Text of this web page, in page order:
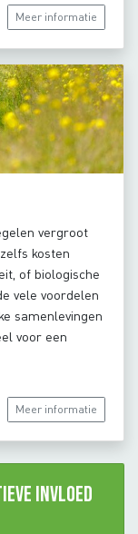
Meer informatie
vergroot
kosten
of biologische
vele voordelen
samenlevingen
voor een
Meer informatie
invloed